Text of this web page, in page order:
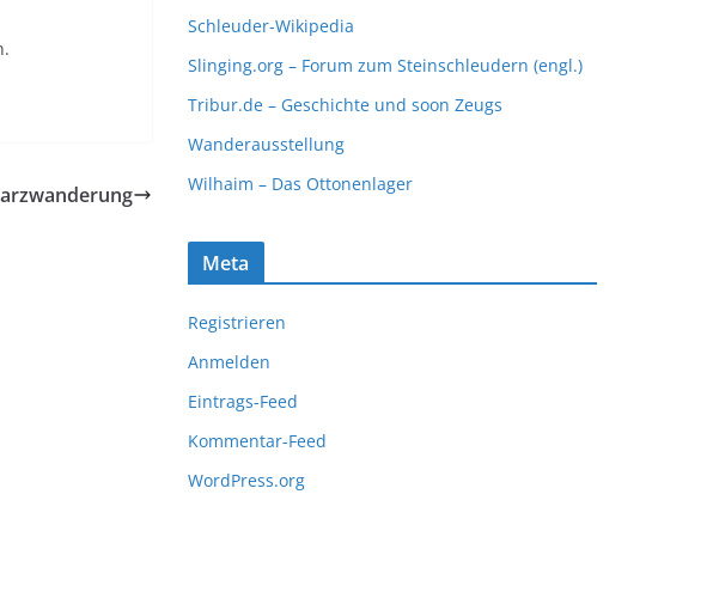
Schleuder-Wikipedia
Slinging.org – Forum zum Steinschleudern (engl.)
Tribur.de – Geschichte und soon Zeugs
Wanderausstellung
Wilhaim – Das Ottonenlager
Meta
Registrieren
Anmelden
Eintrags-Feed
Kommentar-Feed
WordPress.org